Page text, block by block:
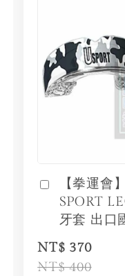
【拳運會
SPORT
牙套 出口
NT$ 370
NT$ 400